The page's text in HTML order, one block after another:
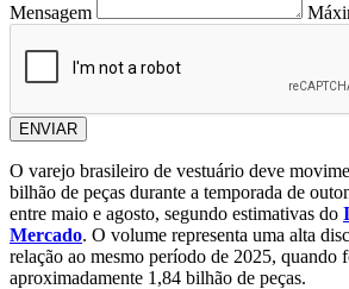
Mensagem
ENVIAR
O varejo brasileiro de vestuário deve
bilhão de peças durante a temporada de
entre maio e agosto, segundo estimativas do
Mercado. O volume representa uma alta
relação ao mesmo período de 2025, quando
aproximadamente 1,84 bilhão de peças.